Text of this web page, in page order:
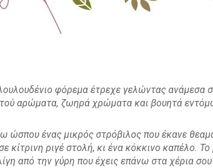
φόρεμα έτρεχε γελώντας ανάμεσα
αρώματα, ζωηρά χρώματα και βουητά
ώσπου ένας μικρός στρόβιλος που έκανε
ριγέ στολή, κι ένα κόκκινο καπέλο. Το
από την γύρη που έχεις επάνω στα χέρια